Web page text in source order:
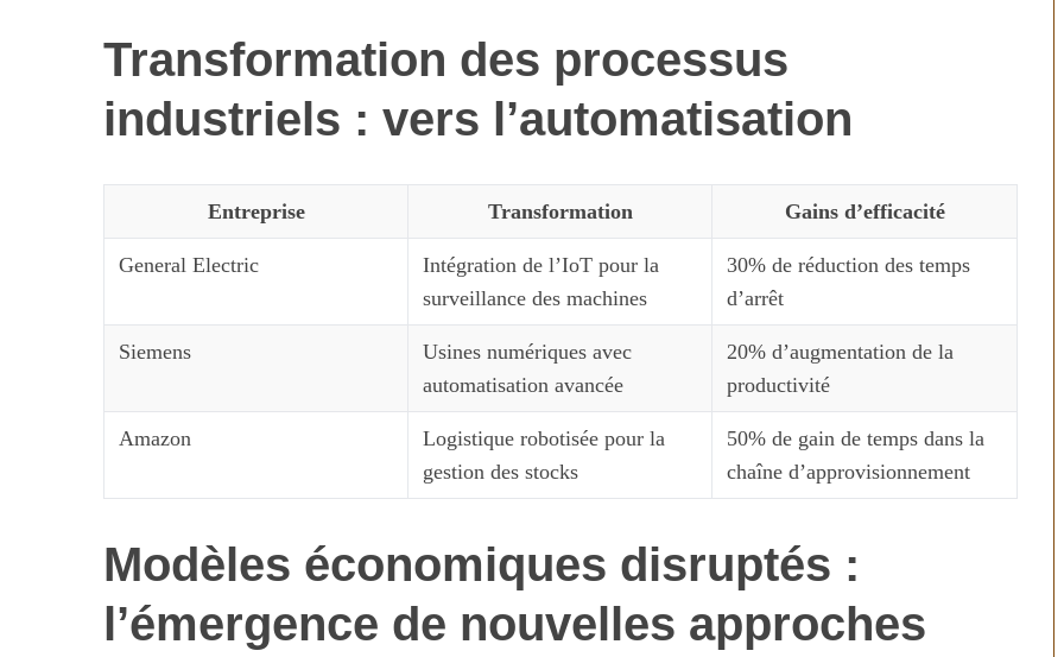
Transformation des processus
industriels : vers l’automatisation
Entreprise Transformation Gains d’efficacité
General Electric
Intégration de l’IoT pour la
surveillance des machines
30% de réduction des temps
d’arrêt
Siemens
Usines numériques avec
automatisation avancée
20% d’augmentation de la
productivité
Amazon
Logistique robotisée pour la
gestion des stocks
50% de gain de temps dans la
chaîne d’approvisionnement
Modèles économiques disruptés :
l’émergence de nouvelles approches
Maximiser son temps au
quotidien
Transporter ses repas et ses
courses quand il fait chaud
r
h
o